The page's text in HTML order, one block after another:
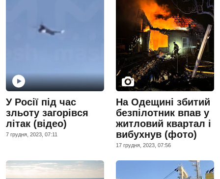
У Росії під час
зльоту загорівся
літак (відео)
7 грудня, 2023, 07:11
На Одещині збитий
безпілотник впав у
житловий квартал і
вибухнув (фото)
17 грудня, 2023, 07:56